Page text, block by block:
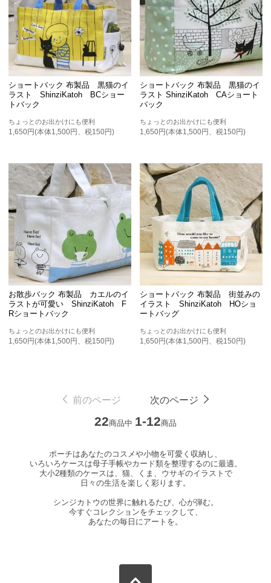
ショートバック 布製品 黒猫のイ
ラスト ShinziKatoh BCショー
トバック
ちょっとのお出かけにも便利
1,650円(本体1,500円、税150円)
ショートバック 布製品 黒猫のイ
ラスト ShinziKatoh CAショート
バック
ちょっとのお出かけにも便利
1,650円(本体1,500円、税150円)
お散歩バック 布製品 カエルのイ
ラストが可愛い ShinziKatoh F
Rショートバック
ちょっとのお出かけにも便利
1,650円(本体1,500円、税150円)
ショートバック 布製品 街並みの
イラスト ShinziKatoh HOショ
ートバッグ
ちょっとのお出かけにも便利
1,650円(本体1,500円、税150円)
前のページ 次のページ
22商品中 1-12商品
ポーチはあなたのコスメや小物を可愛く収納し、
いろいろケースは母子手帳やカード類を整理するのに最適。
大小2種類のケースは、猫、くま、ウサギのイラストで
日々の生活を楽しく彩ります。
シンジカトウの世界に触れるたび、心が弾む。
今すぐコレクションをチェックして、
あなたの毎日にアートを。